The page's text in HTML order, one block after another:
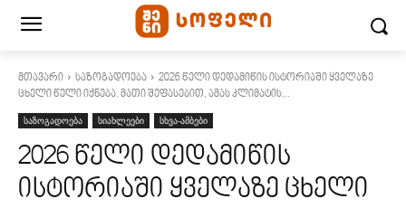
მთავარი საზოგადოება
2026 წელი დედამიწის ისტორიაში ყველაზე
ცხელი წელი იქნება. მათი შეფასებით, ამას კლიმატის...
საზოგადოება სიახლეები სხვა-ამბები
2026 წელი დედამიწის
ისტორიაში ყველაზე ცხელი